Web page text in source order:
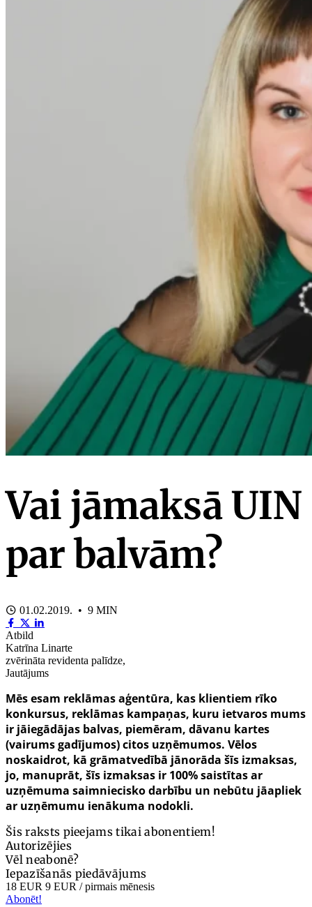
Vai jāmaksā UIN
par balvām?
01.02.2019. • 9 MIN
Atbild
Katrīna Linarte
zvērināta revidenta palīdze,
Jautājums
Mēs esam reklāmas aģentūra, kas klientiem rīko
konkursus, reklāmas kampaņas, kuru ietvaros mums
ir jāiegādājas balvas, piemēram, dāvanu kartes
(vairums gadījumos) citos uzņēmumos. Vēlos
noskaidrot, kā grāmatvedībā jānorāda šīs izmaksas,
jo, manuprāt, šīs izmaksas ir 100% saistītas ar
uzņēmuma saimniecisko darbību un nebūtu jāapliek
ar uzņēmumu ienākuma nodokli.
Šis raksts pieejams tikai abonentiem!
Autorizējies
Vēl neabonē?
Iepazīšanās piedāvājums
18 EUR 9 EUR / pirmais mēnesis
Abonēt!